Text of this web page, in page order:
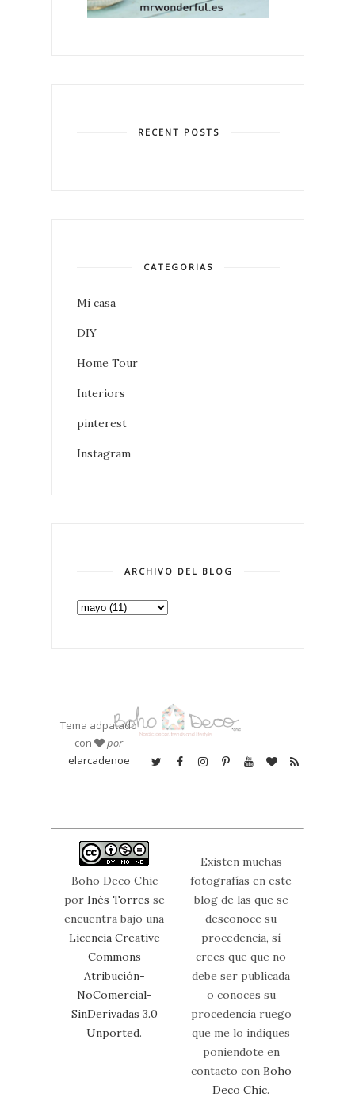
RECENT POSTS
CATEGORIAS
Mi casa
DIY
Home Tour
Interiors
pinterest
Instagram
ARCHIVO DEL BLOG
Tema adpatado
con
por
elarcadenoe
Boho Deco Chic
por Inés Torres se
encuentra bajo una
Licencia Creative
Commons
Atribución-
NoComercial-
SinDerivadas 3.0
Unported.
Existen muchas
fotografías en este
blog de las que se
desconoce su
procedencia, sí
crees que que no
debe ser publicada
o conoces su
procedencia ruego
que me lo indiques
poniendote en
contacto con Boho
Deco Chic.